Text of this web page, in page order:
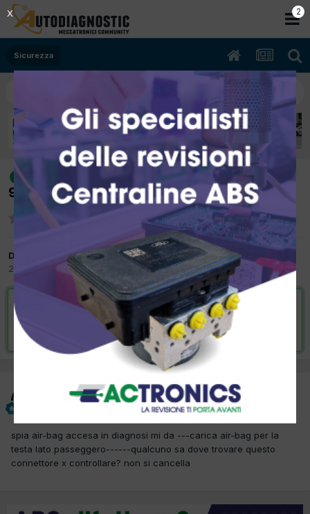
Sicurezza
risolto
[lybra sw jtd 03/2003 1900cc
937a2000 085Kw Diesel] air-bag
Da dino
26 Marzo 2012inSicurezza
VAI ALLA SOLUZIONE
Risolta da dino, 26 Marzo 2012
dino
26 Marzo 2012
spia air-bag accesa in diagnosi mi da ---carica air-bag per la
testa lato passeggero------qualcuno sa dove trovare questo
connettore x controllare? non si cancella
2
X